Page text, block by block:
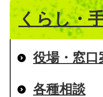
くらし・
役場・窓口
各種相談